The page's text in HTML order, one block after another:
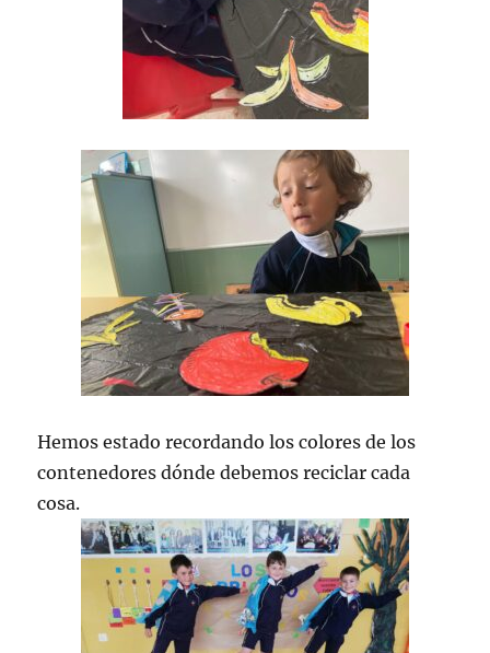
Hemos estado recordando los colores de los
contenedores dónde debemos reciclar cada
cosa.